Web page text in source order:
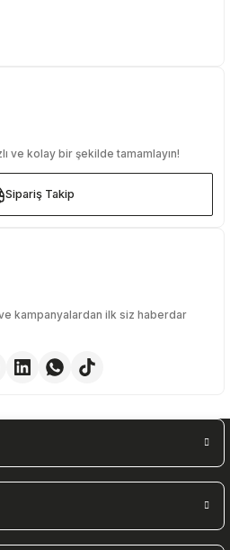
ve kolay bir şekilde tamamlayın!
Sipariş Takip
Sipariş Takip
kampanyalardan ilk siz haberdar